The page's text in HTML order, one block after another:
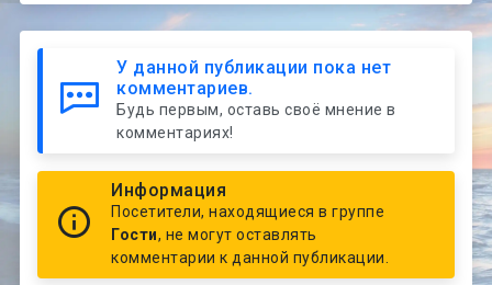
У данной публикации пока нет
комментариев.
Будь первым, оставь своё мнение в
комментариях!
Информация
Посетители, находящиеся в группе
Гости, не могут оставлять
комментарии к данной публикации.